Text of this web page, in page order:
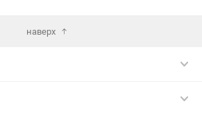
наверх